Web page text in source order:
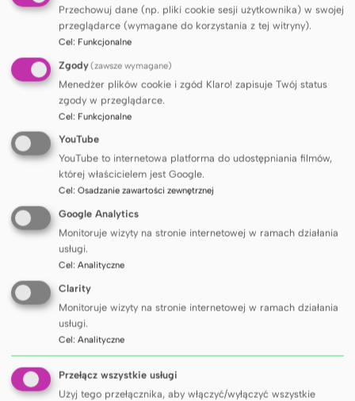
administracyjnych Rektora GUMed oraz wykład dr Sylwii
Barsow pt.Mów, nie zgaduj. W organizacji.
Dzień Wykładu obchodzimy w Gdańskim Uniwersytecie
Medycznym na pamiątkę ostatniego wykładu na
Wydziale Lekarskim USB w Wilnie, który 15 grudnia 1939
r. wygłosił prof. Michał Reicher, a sześć lat później
w 1945 r. stanął po raz pierwszy za katedrą Akademii
Lekarskiej w Gdańsku.
Przechowuj dane (np. pliki cookie sesji użytkownika) w swojej
przeglądarce (wymagane do korzystania z tej witryny).
Cel: Funkcjonalne
Zgody(zawsze wymagane)
Menedżer plików cookie i zgód Klaro! zapisuje Twój status
zgody w przeglądarce.
Cel: Funkcjonalne
YouTube
YouTube to internetowa platforma do udostępniania filmów,
której właścicielem jest Google.
Cel: Osadzanie zawartości zewnętrznej
Google Analytics
Monitoruje wizyty na stronie internetowej w ramach działania
usługi.
Cel: Analityczne
Clarity
Monitoruje wizyty na stronie internetowej w ramach działania
usługi.
Cel: Analityczne
Przełącz wszystkie usługi
Użyj tego przełącznika, aby włączyć/wyłączyć wszystkie